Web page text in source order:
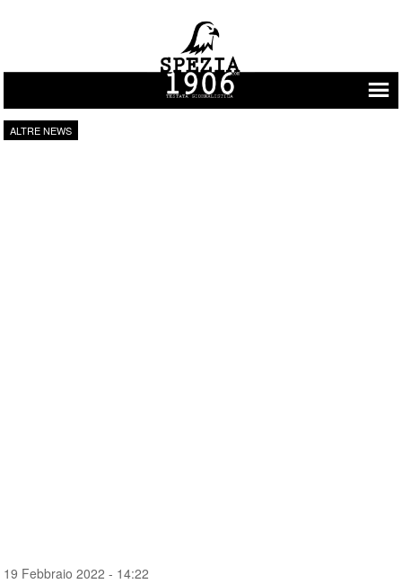
Vai al contenuto
ALTRE NEWS
19 Febbraio 2022 - 14:22